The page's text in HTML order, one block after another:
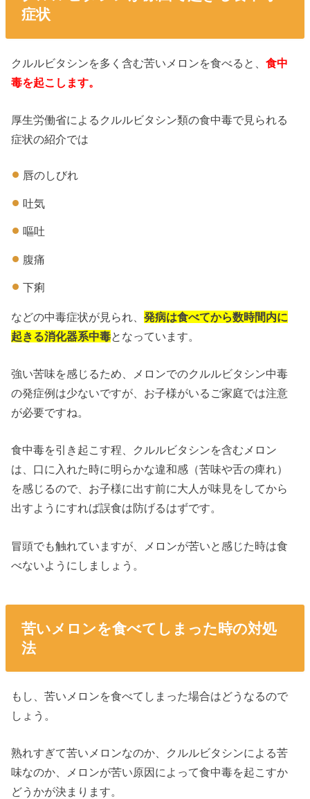
症状
クルルビタシンを多く含む苦いメロンを食べると、食中
毒を起こします。
厚生労働省によるクルルビタシン類の食中毒で見られる
症状の紹介では
唇のしびれ
吐気
嘔吐
腹痛
下痢
などの中毒症状が見られ、発病は食べてから数時間内に
起きる消化器系中毒となっています。
強い苦味を感じるため、メロンでのクルルビタシン中毒
の発症例は少ないですが、お子様がいるご家庭では注意
が必要ですね。
食中毒を引き起こす程、クルルビタシンを含むメロン
は、口に入れた時に明らかな違和感（苦味や舌の痺れ）
を感じるので、お子様に出す前に大人が味見をしてから
出すようにすれば誤食は防げるはずです。
冒頭でも触れていますが、メロンが苦いと感じた時は食
べないようにしましょう。
苦いメロンを食べてしまった時の対処
法
もし、苦いメロンを食べてしまった場合はどうなるので
しょう。
熟れすぎて苦いメロンなのか、クルルビタシンによる苦
味なのか、メロンが苦い原因によって食中毒を起こすか
どうかが決まります。